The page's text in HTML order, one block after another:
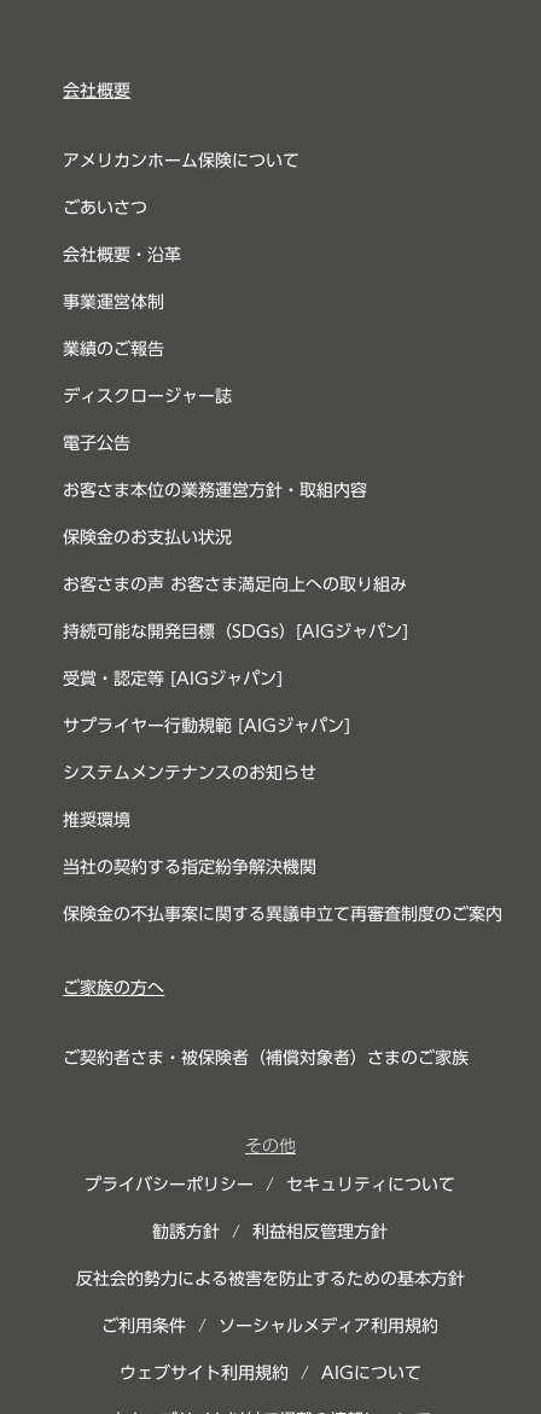
会社概要
アメリカンホーム保険について
ごあいさつ
会社概要・沿革
事業運営体制
業績のご報告
ディスクロージャー誌
電子公告
お客さま本位の業務運営方針・取組内容
保険金のお支払い状況
お客さまの声 お客さま満足向上への取り組み
持続可能な開発目標（SDGs）[AIGジャパン]
受賞・認定等 [AIGジャパン]
サプライヤー行動規範 [AIGジャパン]
システムメンテナンスのお知らせ
推奨環境
当社の契約する指定紛争解決機関
保険金の不払事案に関する異議申立て再審査制度のご案内
ご家族の方へ
ご契約者さま・被保険者（補償対象者）さまのご家族
その他
プライバシーポリシー / セキュリティについて
勧誘方針 /利益相反管理方針
反社会的勢力による被害を防止するための基本方針
ご利用条件 / ソーシャルメディア利用規約
ウェブサイト利用規約 / AIGについて